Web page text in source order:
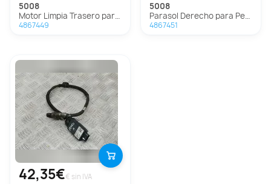
5008
Motor Limpia Trasero para Peugeot 5008
4867449
5008
Parasol Derecho para Peugeot 5008
4867451
42,35€€ sin IVA